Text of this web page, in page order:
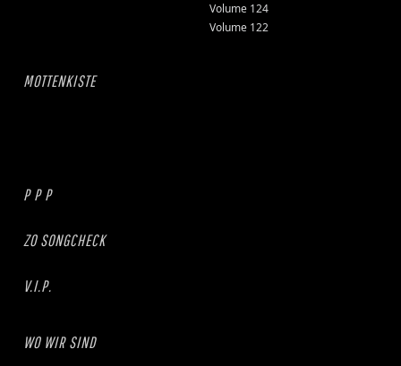
Volume 124
Volume 122
MOTTENKISTE
P P P
ZO SONGCHECK
V.I.P.
WO WIR SIND